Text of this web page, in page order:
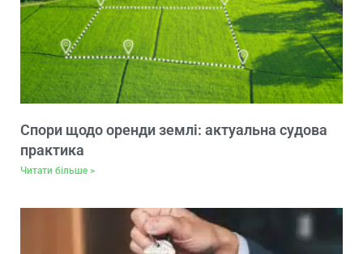
Спори щодо оренди землі: актуальна судова
практика
Читати більше >